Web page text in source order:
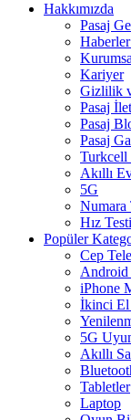
Hakkımızda
Pasaj
Kariyer
Gizlilik
Pasaj
Pasaj
Pasaj
Turkcell
Akıllı
5G
Numara
Hız Testi
Popüler
Cep
Android
iPhone
İkinci El
5G
Akıllı
Tabletler
Laptop